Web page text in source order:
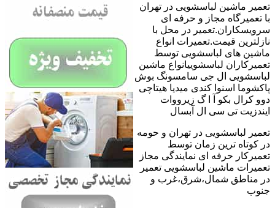
تعمیر ماشین لباسشویی در تهران
با تعمیرگاه مجاز و حرفه ای
سرویسکاران.تعمیر در محل با
نازلترین قیمت.تعمیرات انواع
ماشین های لباسشویی توسط
تعمیرکاران لباسشوییانواع ماشین
لباسشویی ال جی سامسونگ بوش
پاکشوما اسنوا کندی میدیا هیتاچی
دوو کرال بکو آ ا گ زیرووات
ایندزیت تی سی ال آبسال
تعمیر لباسشویی در تهران و حومه
در کوتاه ترین زمان توسط
تعمیرکار حرفه ای نمایندگی مجاز
تعمیرات ماشین لباسشویی تعمیر
در مناطق شمال،شرق،غرب و
جنوب